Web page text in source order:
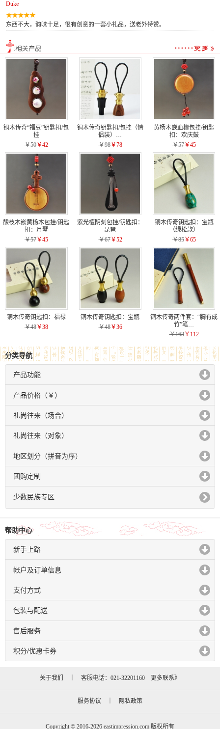
Duke
东西不大，韵味十足，很有创意的一套小礼品，送老外特赞。
铜木传奇“福豆”钥匙扣/包
挂
￥50￥42
铜木传奇钥匙扣/包挂（情
侣装）…
￥98￥78
黄杨木嵌血檀包挂/钥匙
扣：欢庆鼓
￥57￥45
酸枝木嵌黄杨木包挂/钥匙
扣：月琴
￥57￥45
紫光檀阴刻包挂/钥匙扣：
琵琶
￥67￥52
铜木传奇钥匙扣：宝瓶
（绿松款）
￥85￥65
铜木传奇钥匙扣：福禄
￥48￥38
铜木传奇钥匙扣：宝瓶
￥48￥36
铜木传奇两件套：“胸有成
竹”笔…
￥163￥112
分类导航
产品功能
click to expand contents
产品价格（￥）
click to expand contents
礼尚往来（场合）
click to expand contents
礼尚往来（对象）
click to expand contents
地区划分（拼音为序）
click to expand contents
团购定制
click to expand contents
少数民族专区
帮助中心
新手上路
click to expand contents
帐户及订单信息
click to expand contents
支付方式
click to expand contents
包装与配送
click to expand contents
售后服务
click to expand contents
积分/优惠卡券
click to expand contents
关于我们 ｜ 客服电话：021-32201160 更多联系》
服务协议 隐私政策
Copyright © 2016-2026 eastimpression.com 版权所有